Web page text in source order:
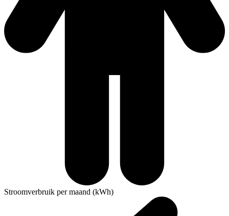
Stroomverbruik per maand (kWh)